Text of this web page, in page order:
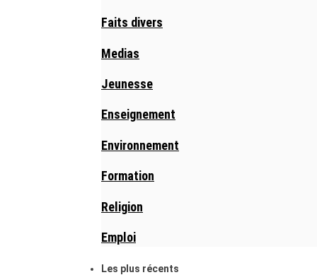
Faits divers
Medias
Jeunesse
Enseignement
Environnement
Formation
Religion
Emploi
Les plus récents